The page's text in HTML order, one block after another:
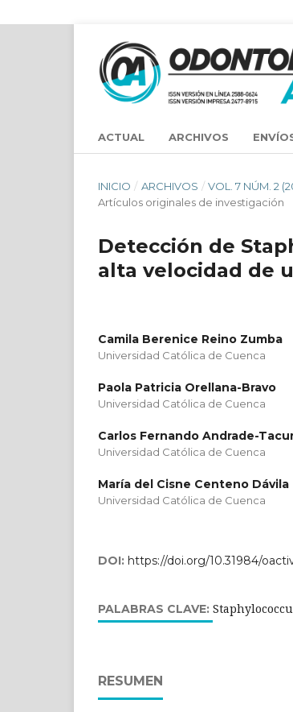
ACTUAL ARCHIVOS
INICIO / ARCHIVOS / VOL. 7 NÚM. 2
Artículos originales de investigación
Detección de
alta velocidad de
Camila Berenice Reino Zumba
Universidad Católica de Cuenca
Paola Patricia Orellana-Bravo
Universidad Católica de Cuenca
Carlos Fernando Andrade-
Universidad Católica de Cuenca
María del Cisne Centeno Dávila
Universidad Católica de Cuenca
DOI: https://doi.org/10.31984/
PALABRAS CLAVE:
RESUMEN